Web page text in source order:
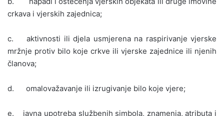
crkava i vjerskih zajednica;
c. aktivnosti ili djela usmjerena na raspirivanje vjerske
mržnje protiv bilo koje crkve ili vjerske zajednice ili njenih
članova;
d. omalovažavanje ili izrugivanje bilo koje vjere;
e. javna upotreba službenih simbola, znamenja, atributa i